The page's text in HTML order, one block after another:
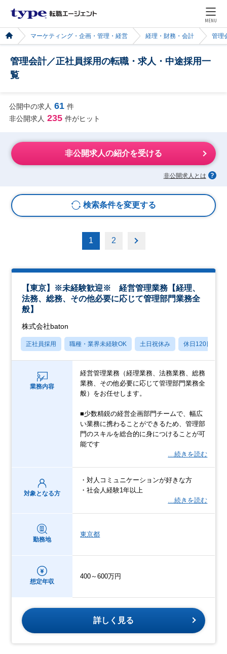
MENU
マーケティング・企画・管理・経営 経理・財務・会計 管理
管理会計／正社員採用の転職・求人・中途採用一
覧
公開中の求人 61 件
非公開求人 235 件がヒット
非公開求人の紹介を受ける
非公開求人とは
検索条件を変更する
1 2
【東京】※未経験歓迎※ 経営管理業務【経理、
法務、総務、その他必要に応じて管理部門業務全
般】
株式会社baton
正社員採用 職種・業界未経験OK 土日祝休み 休日120日以上
業務内容
経営管理業務（経理業務、法務業務、総務
業務、その他必要に応じて管理部門業務全
般）をお任せします。
■少数精鋭の経営企画部門チームで、幅広
い業務に携わることができるため、管理部
門のスキルを総合的に身につけることが可
能です
…続きを読む
対象となる方
・対人コミュニケーションが好きな方
・社会人経験1年以上
…続きを読む
勤務地
東京都
想定年収
400～600万円
詳しく見る